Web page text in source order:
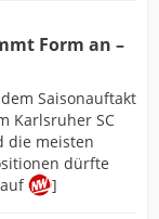
Form an –
Saisonauftakt
Karlsruher SC
die meisten
dürfte
]